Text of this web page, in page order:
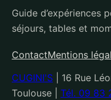
Guide d’expériences
séjours, tables et
ContactMentions
CUGINI'S
16 Rue
Toulouse
Tél. 09 83